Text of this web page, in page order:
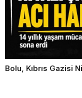
Bolu, Kıbrıs Gazisi